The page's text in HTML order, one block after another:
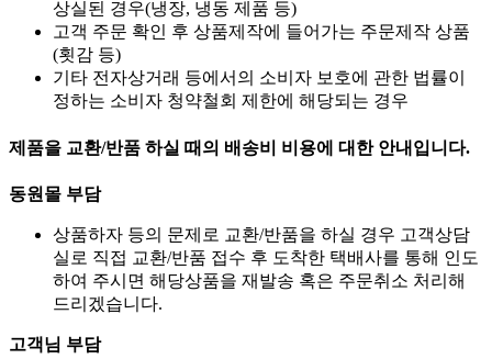
상실된 경우(냉장, 냉동 제품 등)
고객 주문 확인 후 상품제작에 들어가는 주문제작 상품
(횟감 등)
기타 전자상거래 등에서의 소비자 보호에 관한 법률이
정하는 소비자 청약철회 제한에 해당되는 경우
제품을 교환/반품 하실 때의 배송비 비용에 대한 안내입니다.
동원몰 부담
상품하자 등의 문제로 교환/반품을 하실 경우 고객상담
실로 직접 교환/반품 접수 후 도착한 택배사를 통해 인도
하여 주시면 해당상품을 재발송 혹은 주문취소 처리해
드리겠습니다.
고객님 부담